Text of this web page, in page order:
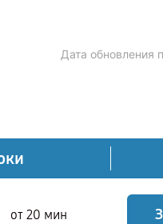
Дата обновления
от 20 мин